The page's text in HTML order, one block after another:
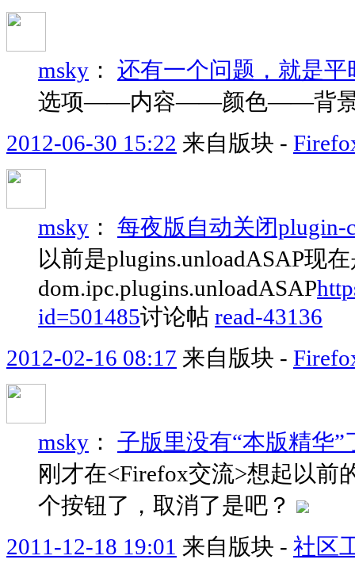
msky ： 还有一个问题，就是
选项——内容——颜色——背
2012-06-30 15:22 来自版块 -
msky ： 每夜版自动关闭plugin-
以前是plugins.unloadASAP现
dom.ipc.plugins.unloadASAP
id=501485讨论帖 read-43136
2012-02-16 08:17 来自版块 -
msky ： 子版里没有“本版精华”
刚才在<Firefox交流>想起以前
个按钮了，取消了是吧？
2011-12-18 19:01 来自版块 - 社区